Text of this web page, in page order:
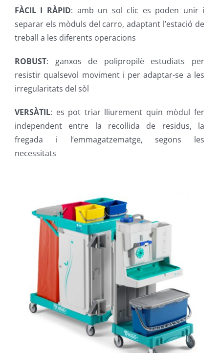
FÀCIL I RÀPID: amb un sol clic es poden unir i
separar els mòduls del carro, adaptant l’estació de
treball a les diferents operacions
ROBUST: ganxos de polipropilè estudiats per
resistir qualsevol moviment i per adaptar-se a les
irregularitats del sòl
VERSÀTIL: es pot triar lliurement quin mòdul fer
independent entre la recollida de residus, la
fregada i l’emmagatzematge, segons les
necessitats